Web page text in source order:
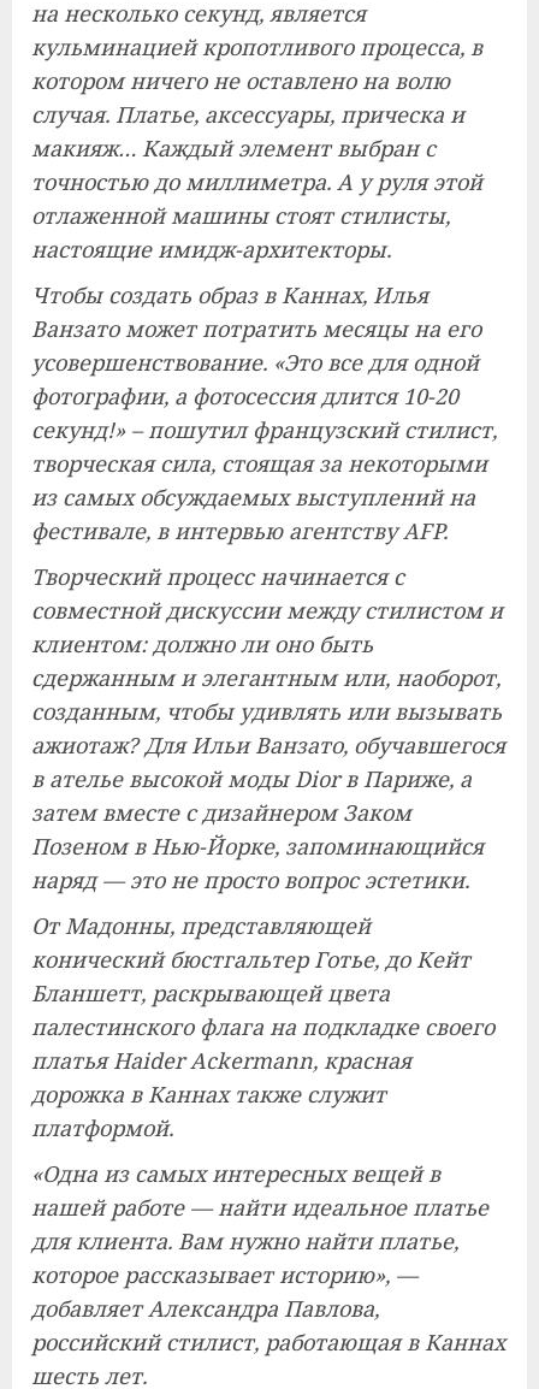
на несколько секунд, является
кульминацией кропотливого процесса, в
котором ничего не оставлено на волю
случая. Платье, аксессуары, прическа и
макияж… Каждый элемент выбран с
точностью до миллиметра. А у руля этой
отлаженной машины стоят стилисты,
настоящие имидж-архитекторы.
Чтобы создать образ в Каннах, Илья
Ванзато может потратить месяцы на его
усовершенствование. «Это все для одной
фотографии, а фотосессия длится 10-20
секунд!» – пошутил французский стилист,
творческая сила, стоящая за некоторыми
из самых обсуждаемых выступлений на
фестивале, в интервью агентству AFP.
Творческий процесс начинается с
совместной дискуссии между стилистом и
клиентом: должно ли оно быть
сдержанным и элегантным или, наоборот,
созданным, чтобы удивлять или вызывать
ажиотаж? Для Ильи Ванзато, обучавшегося
в ателье высокой моды Dior в Париже, а
затем вместе с дизайнером Заком
Позеном в Нью-Йорке, запоминающийся
наряд — это не просто вопрос эстетики.
От Мадонны, представляющей
конический бюстгальтер Готье, до Кейт
Бланшетт, раскрывающей цвета
палестинского флага на подкладке своего
платья Haider Ackermann, красная
дорожка в Каннах также служит
платформой.
«Одна из самых интересных вещей в
нашей работе — найти идеальное платье
для клиента. Вам нужно найти платье,
которое рассказывает историю», —
добавляет Александра Павлова,
российский стилист, работающая в Каннах
шесть лет.